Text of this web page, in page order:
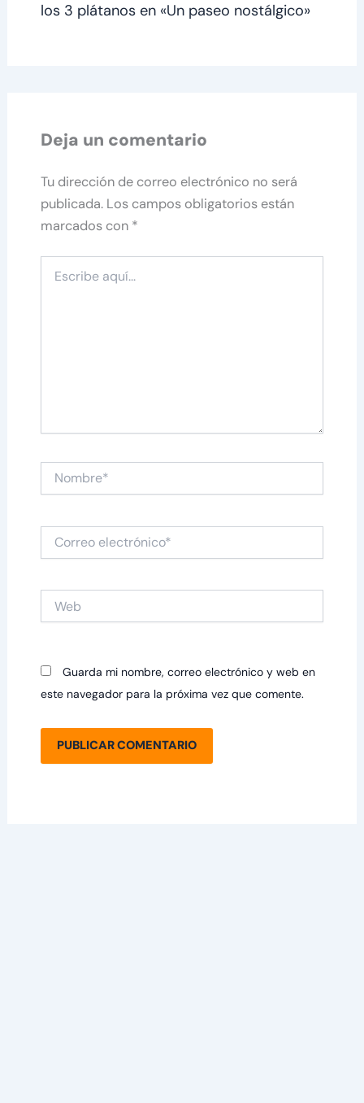
los 3 plátanos en «Un paseo nostálgico»
Deja un comentario
Tu dirección de correo electrónico no será
publicada. Los campos obligatorios están
marcados con *
aquí...
Nombre*
Correo
electrónico*
Guarda mi nombre, correo electrónico y web en
este navegador para la próxima vez que comente.